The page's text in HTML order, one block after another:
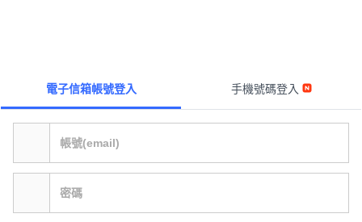
電子信箱帳號登入 手機號碼登入